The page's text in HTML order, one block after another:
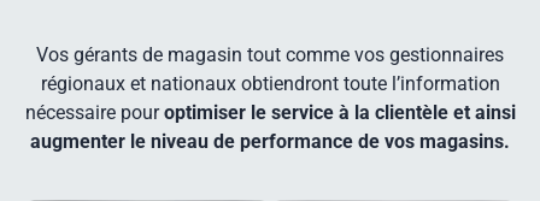
Vos gérants de magasin tout comme vos gestionnaires
régionaux et nationaux obtiendront toute l’information
nécessaire pouroptimiser le service à la clientèle et ainsi
augmenter le niveau de performance de vos magasins.